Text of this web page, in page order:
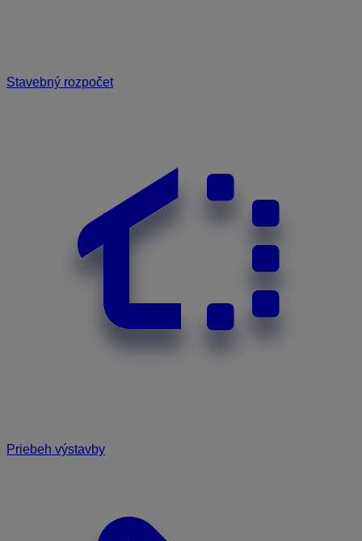
Stavebný rozpočet
Priebeh výstavby